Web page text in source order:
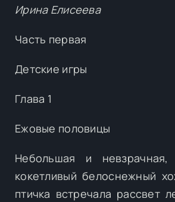
Ирина Елисеева
Часть первая
Детские игры
Глава 1
Ежовые половицы
Небольшая и
кокетливый белоснежный
птичка встречала рассвет